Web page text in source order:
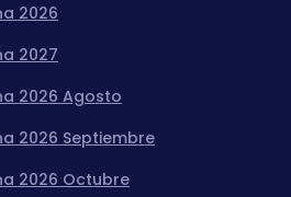
2026
2027
2026 Agosto
2026 Septiembre
2026 Octubre